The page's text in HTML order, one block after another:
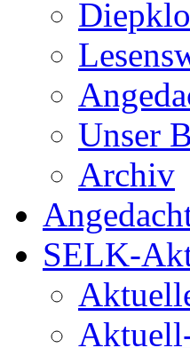
Unser
Archiv
SELK-